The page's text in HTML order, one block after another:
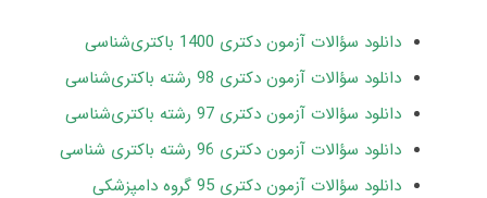
دانلود سؤالات آزمون دکتری 1400 باکتری‌شناسی
دانلود سؤالات آزمون دکتری 98 رشته باکتری‌شناسی
دانلود سؤالات آزمون دکتری 97 رشته باکتری‌شناسی
دانلود سؤالات آزمون دکتری 96 رشته باکتری شناسی
دانلود سؤالات آزمون دکتری 95 گروه دامپزشکی